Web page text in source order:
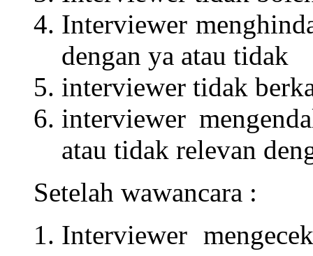
Interviewer
dengan ya atau tidak
interviewer tidak
interviewer
atau tidak relevan
Setelah wawancara :
Interviewer